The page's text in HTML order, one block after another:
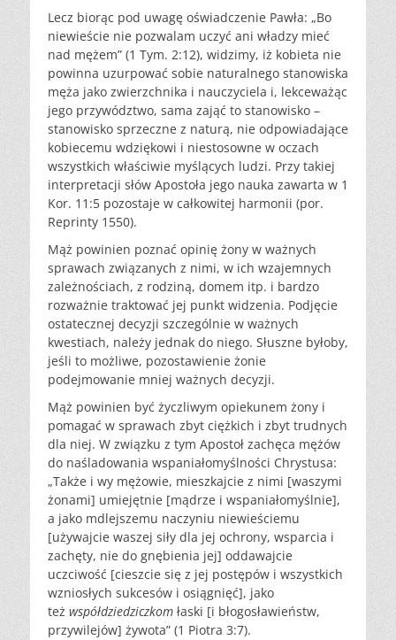
Lecz biorąc pod uwagę oświadczenie Pawła: „Bo
niewieście nie pozwalam uczyć ani władzy mieć
nad mężem” (1 Tym. 2:12), widzimy, iż kobieta nie
powinna uzurpować sobie naturalnego stanowiska
męża jako zwierzchnika i nauczyciela i, lekceważąc
jego przywództwo, sama zająć to stanowisko –
stanowisko sprzeczne z naturą, nie odpowiadające
kobiecemu wdziękowi i niestosowne w oczach
wszystkich właściwie myślących ludzi. Przy takiej
interpretacji słów Apostoła jego nauka zawarta w 1
Kor. 11:5 pozostaje w całkowitej harmonii (por.
Reprinty 1550).
Mąż powinien poznać opinię żony w ważnych
sprawach związanych z nimi, w ich wzajemnych
zależnościach, z rodziną, domem itp. i bardzo
rozważnie traktować jej punkt widzenia. Podjęcie
ostatecznej decyzji szczególnie w ważnych
kwestiach, należy jednak do niego. Słuszne byłoby,
jeśli to możliwe, pozostawienie żonie
podejmowanie mniej ważnych decyzji.
Mąż powinien być życzliwym opiekunem żony i
pomagać w sprawach zbyt ciężkich i zbyt trudnych
dla niej. W związku z tym Apostoł zachęca mężów
do naśladowania wspaniałomyślności Chrystusa:
„Także i wy mężowie, mieszkajcie z nimi [waszymi
żonami] umiejętnie [mądrze i wspaniałomyślnie],
a jako mdlejszemu naczyniu niewieściemu
[używajcie waszej siły dla jej ochrony, wsparcia i
zachęty, nie do gnębienia jej] oddawajcie
uczciwość [cieszcie się z jej postępów i wszystkich
wzniosłych sukcesów i osiągnięć], jako
też współdziedziczkom łaski [i błogosławieństw,
przywilejów] żywota” (1 Piotra 3:7).